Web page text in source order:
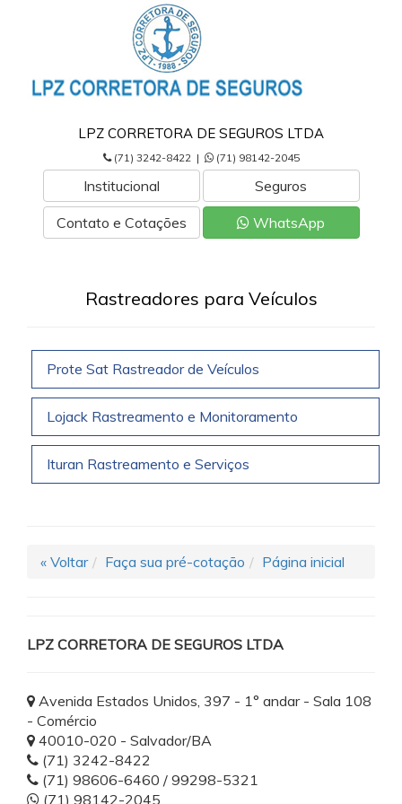
LPZ CORRETORA DE SEGUROS LTDA
(71) 3242-8422 | (71) 98142-2045
Institucional Seguros
Contato e Cotações WhatsApp
Rastreadores para Veículos
Prote Sat Rastreador de Veículos
Lojack Rastreamento e Monitoramento
Ituran Rastreamento e Serviços
« Voltar Faça sua pré-cotação Página inicial
LPZ CORRETORA DE SEGUROS LTDA
Avenida Estados Unidos, 397 - 1° andar - Sala 108
- Comércio
40010-020 - Salvador/BA
(71) 3242-8422
(71) 98606-6460 / 99298-5321
(71) 98142-2045